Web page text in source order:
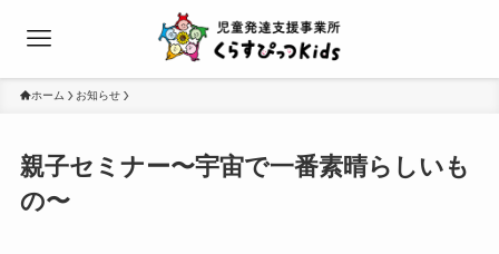
ホーム お知らせ
親子セミナー〜宇宙で一番素晴らしいも
の〜